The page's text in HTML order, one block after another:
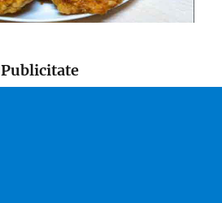
Publicitate